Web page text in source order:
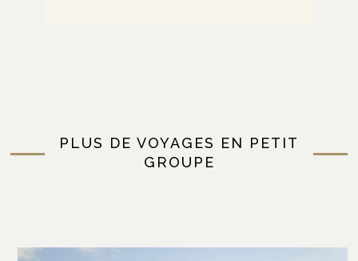
PLUS DE VOYAGES EN PETIT
GROUPE